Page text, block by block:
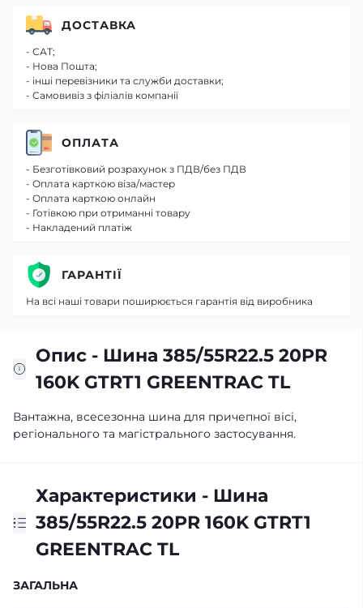
Опис - Шина 385/55R22.5 20PR
160K GTRT1 GREENTRAC TL
Вантажна, всесезонна шина для причепної вісі,
регіонального та магістрального застосування.
Характеристики - Шина
385/55R22.5 20PR 160K GTRT1
GREENTRAC TL
ЗАГАЛЬНА
ДОСТАВКА
- САТ;
- Нова Пошта;
- інші перевізники та служби доставки;
- Самовивіз з філіалів компанії
ОПЛАТА
- Безготівковий розрахунок з ПДВ/без ПДВ
- Оплата карткою віза/мастер
- Оплата карткою онлайн
- Готівкою при отриманні товару
- Накладений платіж
ГАРАНТІЇ
На всі наші товари поширюється гарантія від виробника